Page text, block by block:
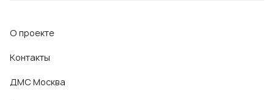
О проекте
Контакты
ДМС Москва